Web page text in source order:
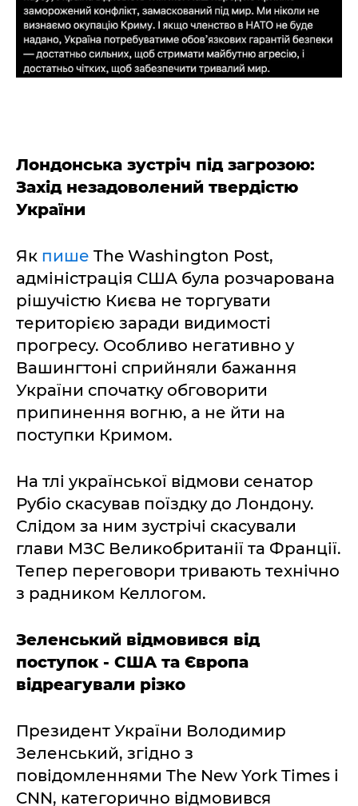
Лондонська зустріч під загрозою:
Захід незадоволений твердістю
України
Як пише The Washington Post,
адміністрація США була розчарована
рішучістю Києва не торгувати
територією заради видимості
прогресу. Особливо негативно у
Вашингтоні сприйняли бажання
України спочатку обговорити
припинення вогню, а не йти на
поступки Кримом.
На тлі української відмови сенатор
Рубіо скасував поїздку до Лондону.
Слідом за ним зустрічі скасували
глави МЗС Великобританії та Франції.
Тепер переговори тривають технічно
з радником Келлогом.
Зеленський відмовився від
поступок - США та Європа
відреагували різко
Президент України Володимир
Зеленський, згідно з
повідомленнями The New York Times і
CNN, категорично відмовився